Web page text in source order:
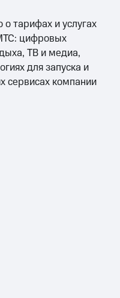
о тарифах и услугах
цифровых
ТВ и медиа,
для запуска и
сервисах компании